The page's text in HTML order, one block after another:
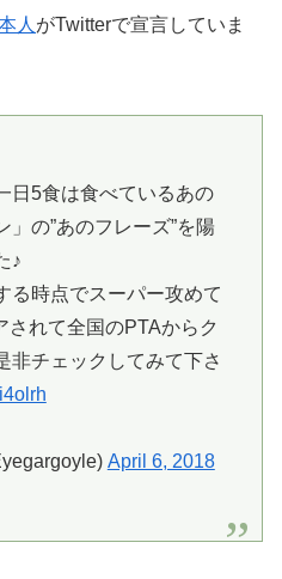
人がTwitterで宣言していま
日5食は食べているあの
」の”あのフレーズ”を陽
♪
る時点でスーパー攻めて
されて全国のPTAからク
非チェックしてみて下さ
April 6, 2018